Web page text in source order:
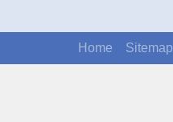
Home Sitemap